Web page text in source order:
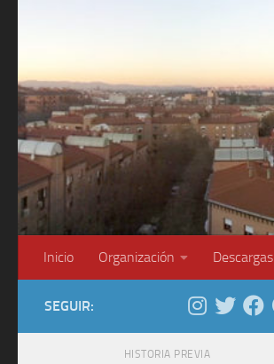
Inicio Organización Descargas
SEGUIR:
HISTORIA PREVIA